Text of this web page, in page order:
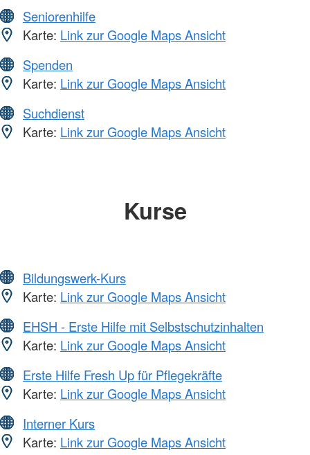
Seniorenhilfe
Karte: Link zur Google Maps Ansicht
Spenden
Karte: Link zur Google Maps Ansicht
Suchdienst
Karte: Link zur Google Maps Ansicht
Kurse
Bildungswerk-Kurs
Karte: Link zur Google Maps Ansicht
EHSH - Erste Hilfe mit Selbstschutzinhalten
Karte: Link zur Google Maps Ansicht
Erste Hilfe Fresh Up für Pflegekräfte
Karte: Link zur Google Maps Ansicht
Interner Kurs
Karte: Link zur Google Maps Ansicht